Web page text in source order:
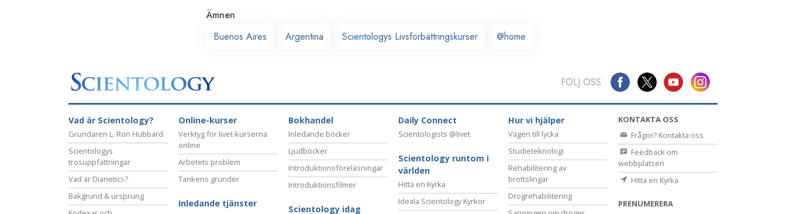
Ämnen
Buenos Aires
Argentina Scientologys Livsförbättringskurser @home
FÖLJ OSS
Vad är Scientology?
Grundaren L. Ron Hubbard
Scientologys
trosuppfattningar
Vad är Dianetics?
Bakgrund & ursprung
Online-kurser
Verktyg för livet-kurserna
online
Arbetets problem
Tankens grunder
Inledande tjänster
Bokhandel
Inledande böcker
Ljudböcker
Introduktionsföreläsningar
Introduktionsfilmer
Scientology idag
Daily Connect
Scientologists @livet
Scientology runtom i
världen
Hitta en Kyrka
Ideala Scientology Kyrkor
Hur vi hjälper
Vägen till lycka
Studieteknologi
Rehabilitering av
brottslingar
Drogrehabilitering
KONTAKTA OSS
Frågor? Kontakta oss
Feedback om
webbplatsen
Hitta en Kyrka
PRENUMERERA